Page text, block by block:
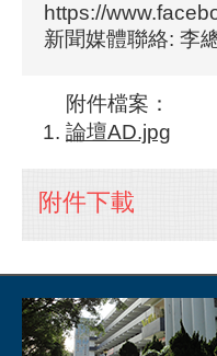
https://
新聞媒體聯絡: 李
附件檔案：
論壇AD.jpg
附件下載